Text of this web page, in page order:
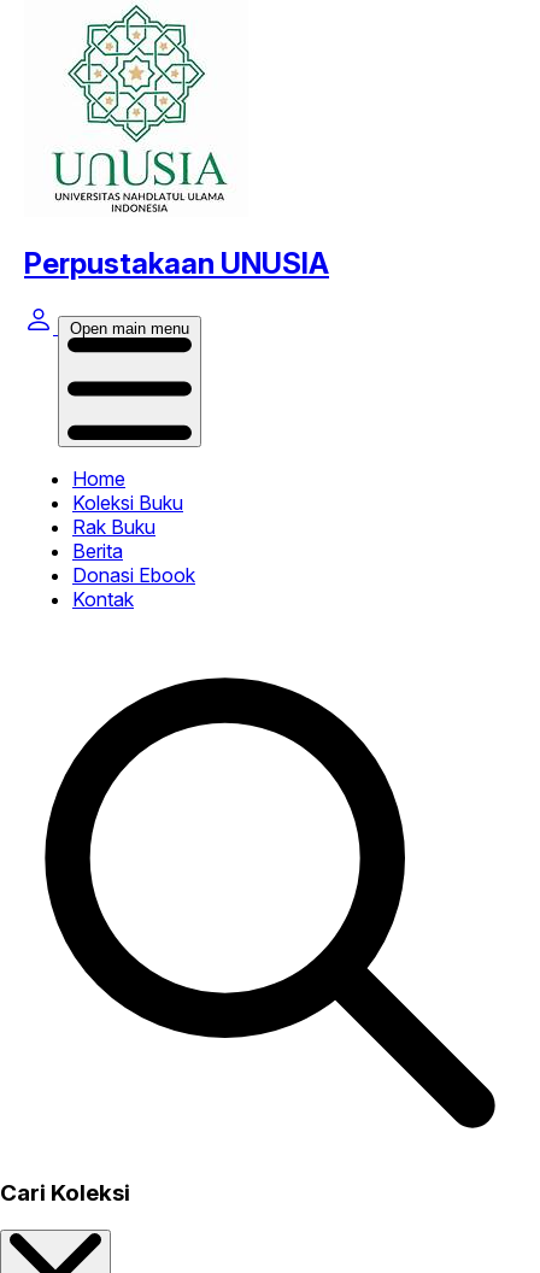
Perpustakaan UNUSIA
Open main menu
Home
Koleksi Buku
Rak Buku
Berita
Donasi Ebook
Kontak
Cari Koleksi